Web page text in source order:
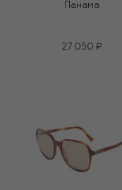
Панама
27 050 ₽